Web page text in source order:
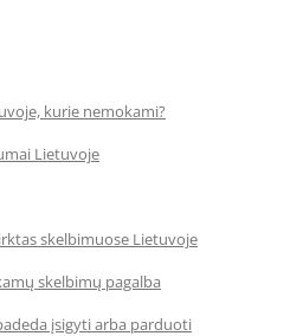
kurie nemokami?
Lietuvoje
skelbimuose Lietuvoje
skelbimų pagalba
įsigyti arba parduoti